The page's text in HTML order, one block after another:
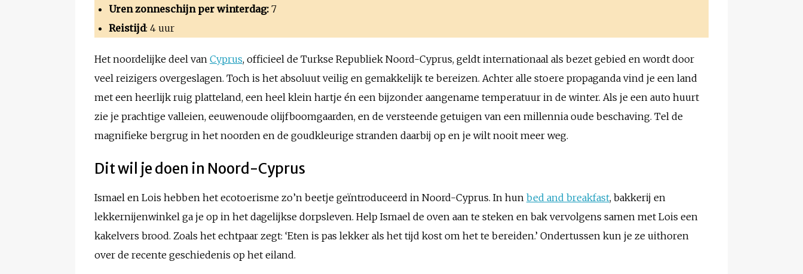
Uren zonneschijn per winterdag: 7
Reistijd: 4 uur
Het noordelijke deel van Cyprus, officieel de Turkse Republiek Noord-Cyprus, geldt internationaal als bezet gebied en wordt door
veel reizigers overgeslagen. Toch is het absoluut veilig en gemakkelijk te bereizen. Achter alle stoere propaganda vind je een land
met een heerlijk ruig platteland, een heel klein hartje én een bijzonder aangename temperatuur in de winter. Als je een auto huurt
zie je prachtige valleien, eeuwenoude olijfboomgaarden, en de versteende getuigen van een millennia oude beschaving. Tel de
magnifieke bergrug in het noorden en de goudkleurige stranden daarbij op en je wilt nooit meer weg.
Dit wil je doen in Noord-Cyprus
Ismael en Lois hebben het ecotoerisme zo’n beetje geïntroduceerd in Noord-Cyprus. In hun bed and breakfast, bakkerij en
lekkernijenwinkel ga je op in het dagelijkse dorpsleven. Help Ismael de oven aan te steken en bak vervolgens samen met Lois een
kakelvers brood. Zoals het echtpaar zegt: ‘Eten is pas lekker als het tijd kost om het te bereiden.’ Ondertussen kun je ze uithoren
over de recente geschiedenis op het eiland.